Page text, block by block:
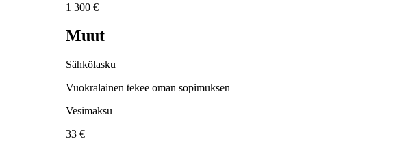
1 300 €
Muut
Sähkölasku
Vuokralainen tekee oman sopimuksen
Vesimaksu
33 €